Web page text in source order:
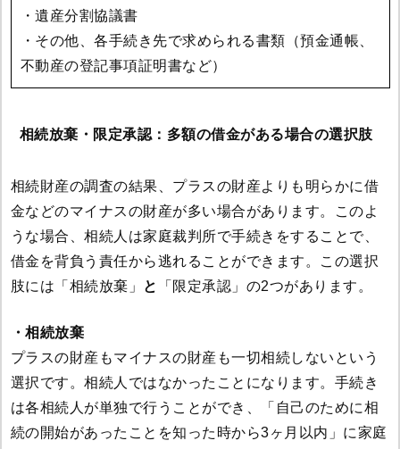
・遺産分割協議書
・その他、各手続き先で求められる書類（預金通帳、
不動産の登記事項証明書など）
相続放棄・限定承認：多額の借金がある場合の選択肢
相続財産の調査の結果、プラスの財産よりも明らかに借
金などのマイナスの財産が多い場合があります。このよ
うな場合、相続人は家庭裁判所で手続きをすることで、
借金を背負う責任から逃れることができます。この選択
肢には「相続放棄」
と 「限定承認」の2つがあります。
・相続放棄
プラスの財産もマイナスの財産も一切相続しないという
選択です。相続人ではなかったことになります。手続き
は各相続人が単独で行うことができ、「自己のために相
続の開始があったことを知った時から3ヶ月以内」に家庭